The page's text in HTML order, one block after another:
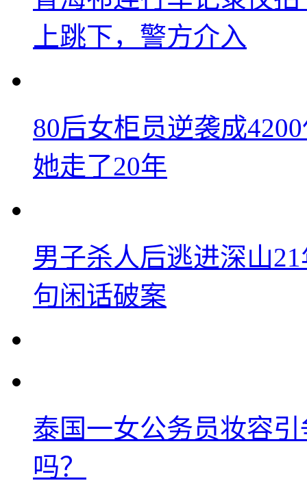
上跳下，警方介入
80后女柜员逆袭成
她走了20年
男子杀人后逃进深山
句闲话破案
泰国一女公务员妆容
吗？